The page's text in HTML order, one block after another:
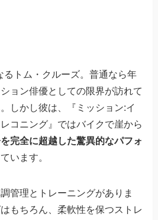
るトム・クルーズ。普通なら年
ョン俳優としての限界が訪れて
しかし彼は、『ミッション:イ
コニング』ではバイクで崖から
完全に超越した驚異的なパフォ
います。
管理とトレーニングがありま
もちろん、柔軟性を保つストレ